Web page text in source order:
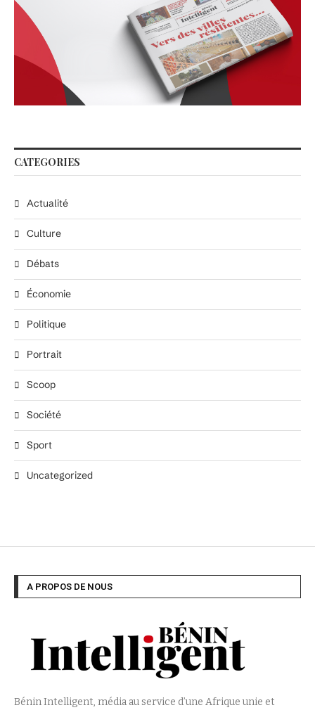
CATEGORIES
Actualité
Culture
Débats
Économie
Politique
Portrait
Scoop
Société
Sport
Uncategorized
A PROPOS DE NOUS
Bénin Intelligent, média au service d’une Afrique unie et